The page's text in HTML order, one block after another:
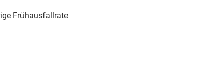
Frühausfallrate